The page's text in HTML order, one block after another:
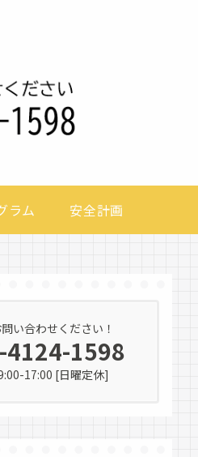
ラム 安全計画
い合わせください！
4124-1598
17:00 [日曜定休]